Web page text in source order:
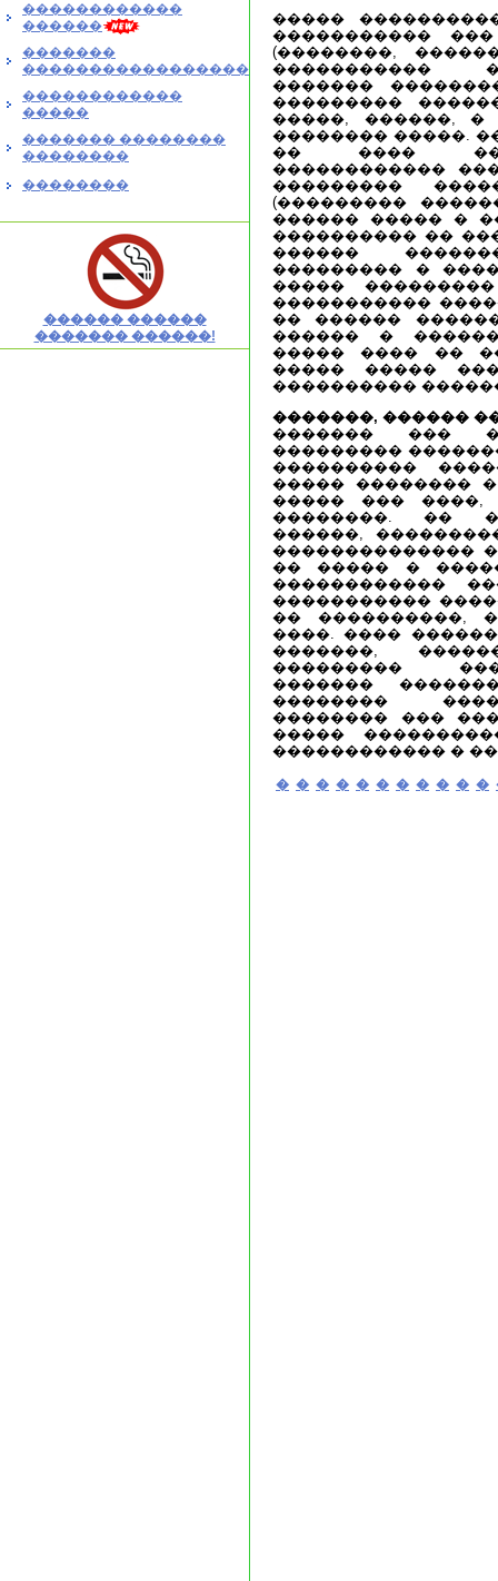
������������
������
�������
�����������������
������������
�����
������� ��������
��������
��������
������ ������
������� ������!
�����
�����������
(��������,
�����������
�������
���������
�����, ������, �
�������� �����.
�� ����
������������
���������
(���������
������ ����� �
���������� ��
������
��������� �
�����
�����������
�� ������
������ �
����� ���� ��
����� �����
����������
�������, ������
������� ���
���������
����������
����� ��������
����� ��� ����,
��������. ��
������,
��������������
�� ����� �
������������
�����������
�� ����������,
����. ����
�������,
���������
�������
��������
�������� ���
�����
������������ �
� � � � � � � � � � �